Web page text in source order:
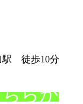
｣駅 徒歩10分
らか